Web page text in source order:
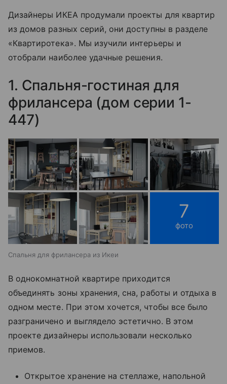
Дизайнеры ИКЕА продумали проекты для квартир
из домов разных серий, они доступны в разделе
«Квартиротека». Мы изучили интерьеры и
отобрали наиболее удачные решения.
1. Спальня-гостиная для
фрилансера (дом серии 1-
447)
7
фото
Спальня для фрилансера из Икеи
В однокомнатной квартире приходится
объединять зоны хранения, сна, работы и отдыха в
одном месте. При этом хочется, чтобы все было
разграничено и выглядело эстетично. В этом
проекте дизайнеры использовали несколько
приемов.
Открытое хранение на стеллаже, напольной